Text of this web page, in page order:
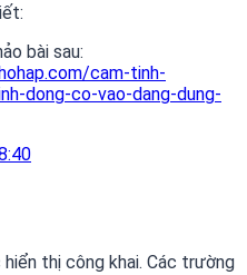
bài sau:
cam-tinh-
dong-co-vao-dang-dung-
thị công khai. Các trường